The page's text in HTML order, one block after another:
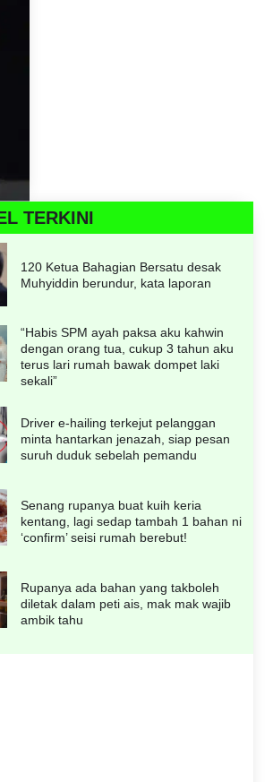
TERKINI
120 Ketua Bahagian Bersatu desak
Muhyiddin berundur, kata laporan
“Habis SPM ayah paksa aku kahwin
dengan orang tua, cukup 3 tahun aku
terus lari rumah bawak dompet laki
sekali”
Driver e-hailing terkejut pelanggan
minta hantarkan jenazah, siap pesan
suruh duduk sebelah pemandu
Senang rupanya buat kuih keria
kentang, lagi sedap tambah 1 bahan ni
‘confirm’ seisi rumah berebut!
Rupanya ada bahan yang takboleh
diletak dalam peti ais, mak mak wajib
ambik tahu